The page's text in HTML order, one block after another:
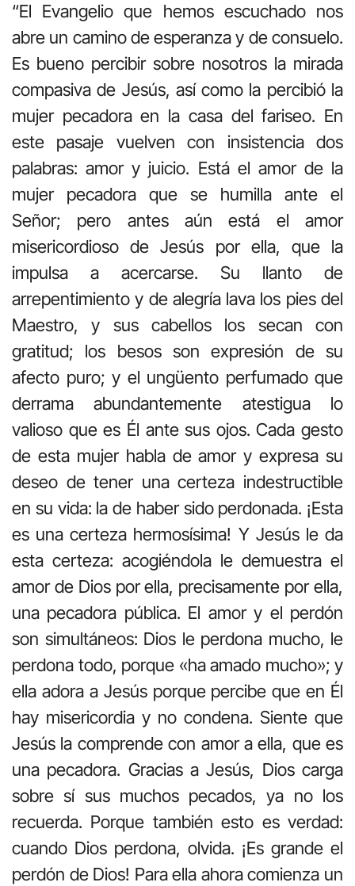
“El Evangelio que hemos escuchado nos
abre un camino de esperanza y de consuelo.
Es bueno percibir sobre nosotros la mirada
compasiva de Jesús, así como la percibió la
mujer pecadora en la casa del fariseo. En
este pasaje vuelven con insistencia dos
palabras: amor y juicio. Está el amor de la
mujer pecadora que se humilla ante el
Señor; pero antes aún está el amor
misericordioso de Jesús por ella, que la
impulsa a acercarse. Su llanto de
arrepentimiento y de alegría lava los pies del
Maestro, y sus cabellos los secan con
gratitud; los besos son expresión de su
afecto puro; y el ungüento perfumado que
derrama abundantemente atestigua lo
valioso que es Él ante sus ojos. Cada gesto
de esta mujer habla de amor y expresa su
deseo de tener una certeza indestructible
en su vida: la de haber sido perdonada. ¡Esta
es una certeza hermosísima! Y Jesús le da
esta certeza: acogiéndola le demuestra el
amor de Dios por ella, precisamente por ella,
una pecadora pública. El amor y el perdón
son simultáneos: Dios le perdona mucho, le
perdona todo, porque «ha amado mucho»; y
ella adora a Jesús porque percibe que en Él
hay misericordia y no condena. Siente que
Jesús la comprende con amor a ella, que es
una pecadora. Gracias a Jesús, Dios carga
sobre sí sus muchos pecados, ya no los
recuerda. Porque también esto es verdad:
cuando Dios perdona, olvida. ¡Es grande el
perdón de Dios! Para ella ahora comienza un